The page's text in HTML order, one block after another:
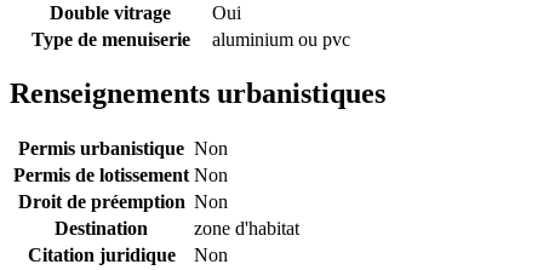
Double vitrage
Oui
Type de menuiserie
aluminium ou pvc
Renseignements urbanistiques
Permis urbanistique Non
Permis de lotissement Non
Droit de préemption Non
Destination
zone d'habitat
Citation juridique
Non